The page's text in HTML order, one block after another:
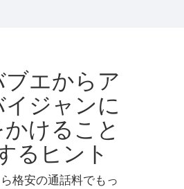
ブエからア
ジャンに
けること
るヒント
格安の通話料でもっ